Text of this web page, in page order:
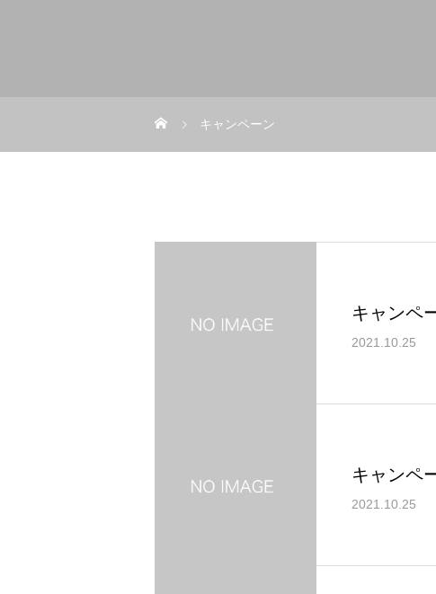
キャンペーン
キャンペ
2021.10.25
キャンペ
2021.10.25